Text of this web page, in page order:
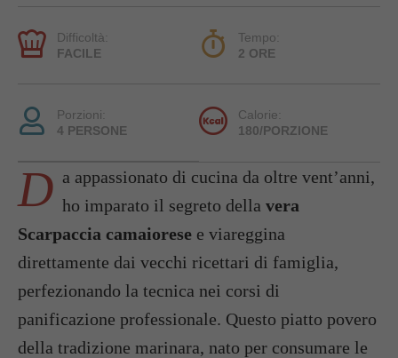
Difficoltà:
FACILE
Tempo:
2 ORE
Porzioni:
4 PERSONE
Calorie:
180/PORZIONE
D a appassionato di cucina da oltre vent’anni,
ho imparato il segreto della vera
Scarpaccia camaiorese e viareggina
direttamente dai vecchi ricettari di famiglia,
perfezionando la tecnica nei corsi di
panificazione professionale. Questo piatto povero
della tradizione marinara, nato per consumare le